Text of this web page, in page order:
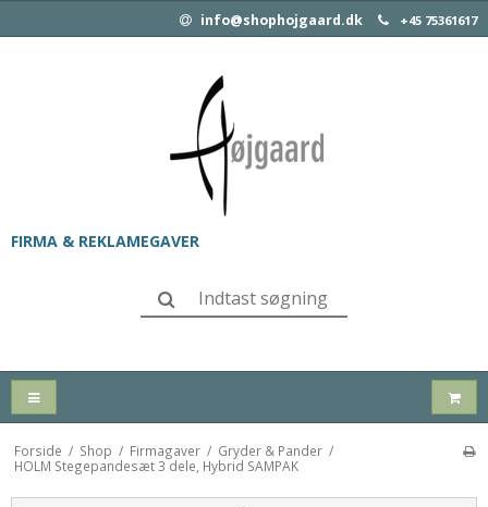
info@shophojgaard.dk +45 75361617
FIRMA & REKLAMEGAVER
Forside / Shop / Firmagaver / Gryder & Pander /
HOLM Stegepandesæt 3 dele, Hybrid SAMPAK